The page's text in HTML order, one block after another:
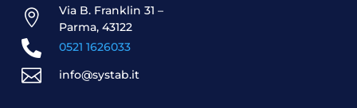

Via B. Franklin 31 –
Parma, 43122
 0521 1626033
 info@systab.it